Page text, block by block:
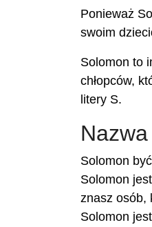
Ponieważ
swoim
Solomon to
chłopców,
litery S.
Solomon
Solomon
znasz osób,
Solomon